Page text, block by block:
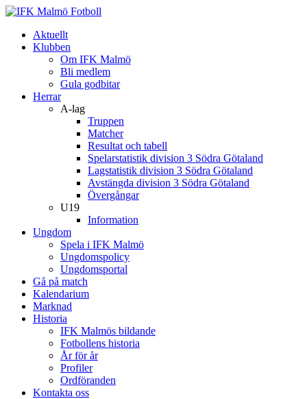
Aktuellt
Klubben
Om IFK Malmö
Bli medlem
Gula godbitar
Herrar
A-lag
Truppen
Matcher
Resultat och tabell
Spelarstatistik division 3 Södra Götaland
Lagstatistik division 3 Södra Götaland
Avstängda division 3 Södra Götaland
Övergångar
U19
Information
Ungdom
Spela i IFK Malmö
Ungdomspolicy
Ungdomsportal
Gå på match
Kalendarium
Marknad
Historia
IFK Malmös bildande
Fotbollens historia
År för år
Profiler
Ordföranden
Kontakta oss